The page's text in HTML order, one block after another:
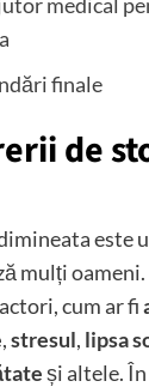
finale
de
este
mulți oameni.
cum ar fi
,stresul, lipsa
și altele.